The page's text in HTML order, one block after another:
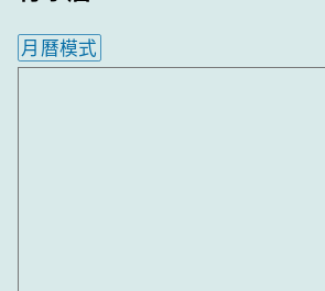
月曆模式